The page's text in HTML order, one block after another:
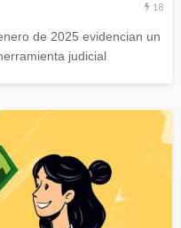
18
de 2025 evidencian un
judicial